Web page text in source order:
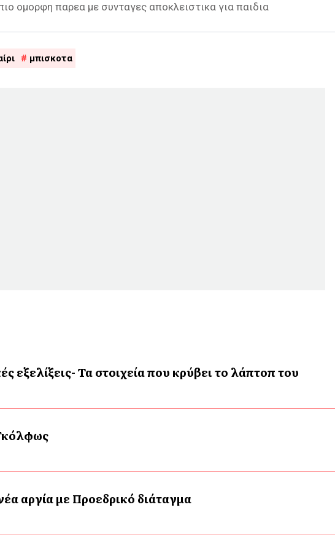
ομορφη παρεα με συνταγες αποκλειστικα για παιδια
μπισκοτα
εξελίξεις- Τα στοιχεία που κρύβει το λάπτοπ του
αργία με Προεδρικό διάταγμα